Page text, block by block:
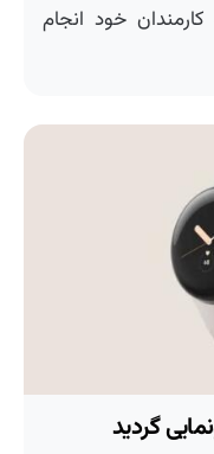
خود انجام
گردید